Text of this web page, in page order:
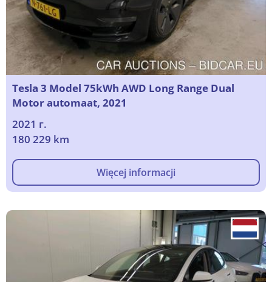
Tesla 3 Model 75kWh AWD Long Range Dual
Motor automaat, 2021
2021 г.
180 229 km
Więcej informacji